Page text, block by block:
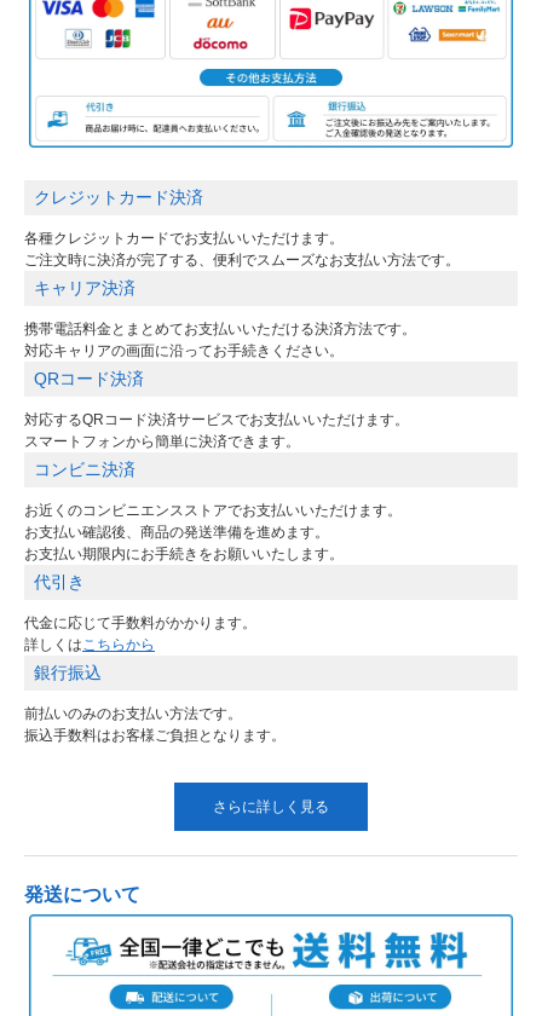
クレジットカード決済
各種クレジットカードでお支払いいただけます。
ご注文時に決済が完了する、便利でスムーズなお支払い方法です。
キャリア決済
携帯電話料金とまとめてお支払いいただける決済方法です。
対応キャリアの画面に沿ってお手続きください。
QRコード決済
対応するQRコード決済サービスでお支払いいただけます。
スマートフォンから簡単に決済できます。
コンビニ決済
お近くのコンビニエンスストアでお支払いいただけます。
お支払い確認後、商品の発送準備を進めます。
お支払い期限内にお手続きをお願いいたします。
代引き
代金に応じて手数料がかかります。
詳しくはこちらから
銀行振込
前払いのみのお支払い方法です。
振込手数料はお客様ご負担となります。
さらに詳しく見る
発送について